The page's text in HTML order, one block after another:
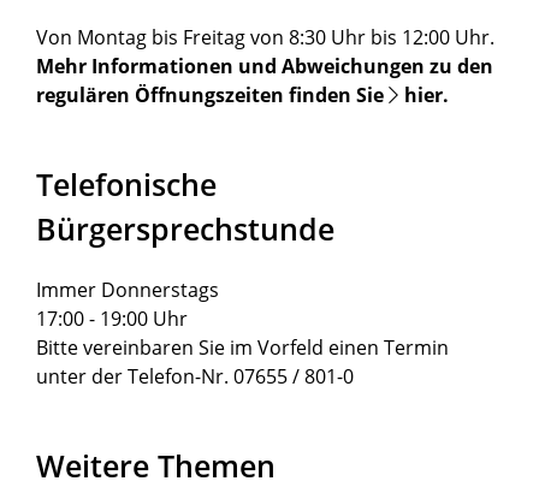
Von Montag bis Freitag von 8:30 Uhr bis 12:00 Uhr.
Mehr Informationen und Abweichungen zu den
regulären Öffnungszeiten finden Sie
hier.
Telefonische
Bürgersprechstunde
Immer Donnerstags
17:00 - 19:00 Uhr
Bitte vereinbaren Sie im Vorfeld einen Termin
unter der Telefon-Nr. 07655 / 801-0
Weitere Themen